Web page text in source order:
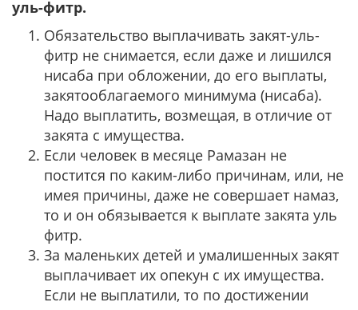
уль-фитр.
Обязательство выплачивать закят-уль-
фитр не снимается, если даже и лишился
нисаба при обложении, до его выплаты,
закятооблагаемого минимума (нисаба).
Надо выплатить, возмещая, в отличие от
закята с имущества.
Если человек в месяце Рамазан не
постится по каким-либо причинам, или, не
имея причины, даже не совершает намаз,
то и он обязывается к выплате закята уль
фитр.
За маленьких детей и умалишенных закят
выплачивает их опекун с их имущества.
Если не выплатили, то по достижении